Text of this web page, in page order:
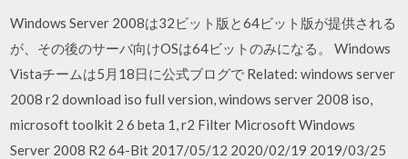
Windows Server 2008は32ビット版と64ビット版が提供される
が、その後のサーバ向けOSは64ビットのみになる。 Windows
Vistaチームは5月18日に公式ブログで Related: windows server
2008 r2 download iso full version, windows server 2008 iso,
microsoft toolkit 2 6 beta 1, r2 Filter Microsoft Windows
Server 2008 R2 64-Bit 2017/05/12 2020/02/19 2019/03/25